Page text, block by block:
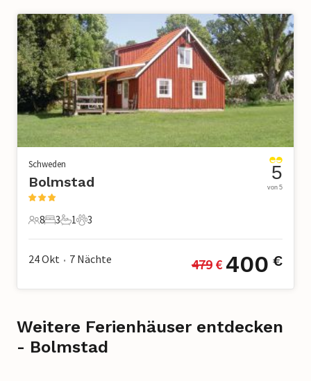
Schweden
Bolmstad
8 Gäste
8
3 Schlafzimmer
3
1 Badezimmer
1
3 Haustiere
3
5
von 5
24 Okt • 7 Nächte 479 € 400 €
Weitere Ferienhäuser entdecken
- Bolmstad